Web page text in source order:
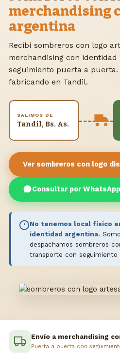
merchandising
argentina
Recibí sombreros con logo
merchandising con identidad
seguimiento puerta a puerta.
fabricando en Tandil.
SALIMOS DE
Tandil, Bs. As.
Ver sombreros con logo
Consultar por WhatsApp
No tenemos local físico
identidad argentina.
despachamos sombreros
transporte con
Envío a merchandising
Puerta a puerta con